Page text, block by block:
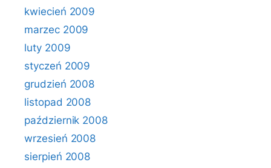
kwiecień 2009
marzec 2009
luty 2009
styczeń 2009
grudzień 2008
listopad 2008
październik 2008
wrzesień 2008
sierpień 2008